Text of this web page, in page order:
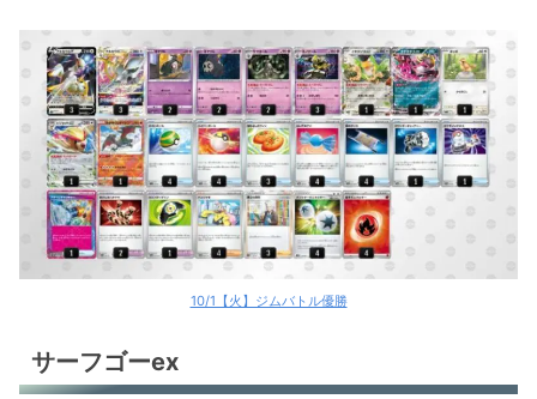
10/1【火】ジムバトル優勝
サーフゴーex